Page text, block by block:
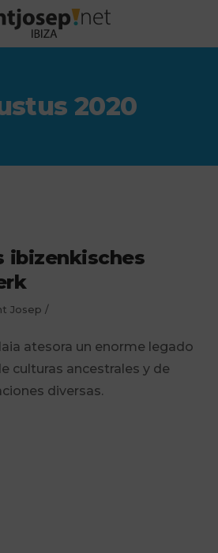
2020
ibizenkisches
Josep
atesora un enorme legado
culturas ancestrales y de
diversas.